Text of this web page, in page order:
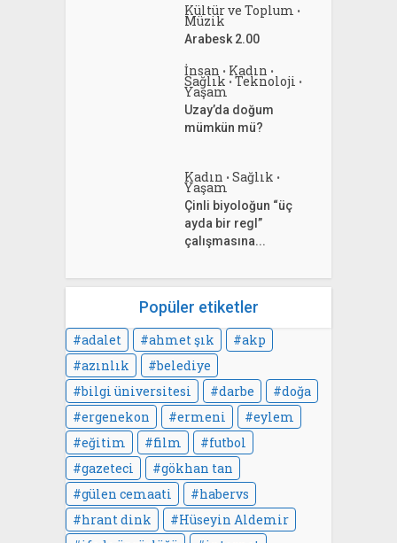
Kültür ve Toplum •
Müzik
Arabesk 2.00
İnsan • Kadın •
Sağlık • Teknoloji •
Yaşam
Uzay’da doğum
mümkün mü?
Kadın • Sağlık •
Yaşam
Çinli biyoloğun “üç
ayda bir regl”
çalışmasına...
Popüler etiketler
adalet ahmet şık
akp
azınlık
belediye
bilgi üniversitesi
darbe
doğa
ergenekon
ermeni
eylem
eğitim
film
futbol
gazeteci
gökhan tan
gülen cemaati
habervs
hrant dink
Hüseyin Aldemir